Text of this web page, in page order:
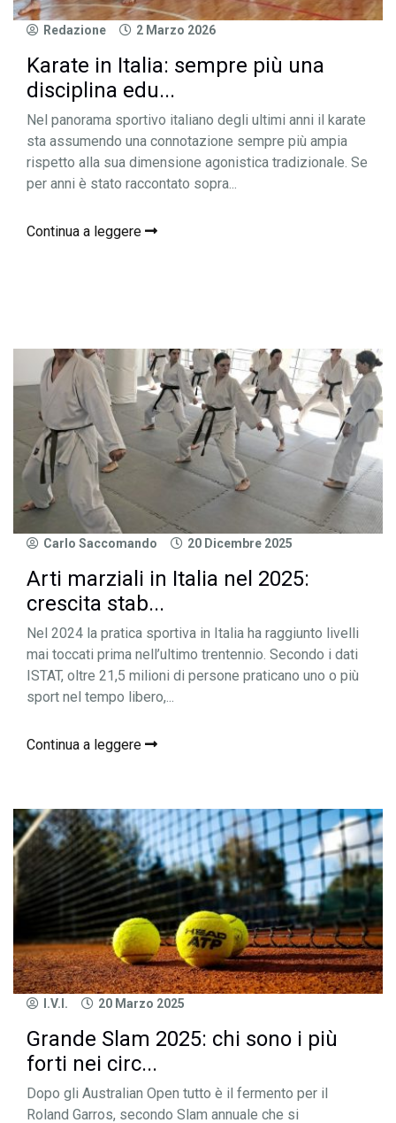
Redazione 2 Marzo 2026
Karate in Italia: sempre più una
disciplina edu...
Nel panorama sportivo italiano degli ultimi anni il karate
sta assumendo una connotazione sempre più ampia
rispetto alla sua dimensione agonistica tradizionale. Se
per anni è stato raccontato sopra...
Continua a leggere
Carlo Saccomando 20 Dicembre 2025
Arti marziali in Italia nel 2025:
crescita stab...
Nel 2024 la pratica sportiva in Italia ha raggiunto livelli
mai toccati prima nell’ultimo trentennio. Secondo i dati
ISTAT, oltre 21,5 milioni di persone praticano uno o più
sport nel tempo libero,...
Continua a leggere
I.V.I. 20 Marzo 2025
Grande Slam 2025: chi sono i più
forti nei circ...
Dopo gli Australian Open tutto è il fermento per il
Roland Garros, secondo Slam annuale che si